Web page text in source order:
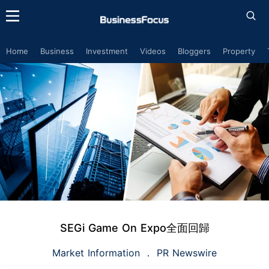
Home Business Investment Videos Bloggers Property
SEGi Game On Expo全面回歸
Market Information PR Newswire